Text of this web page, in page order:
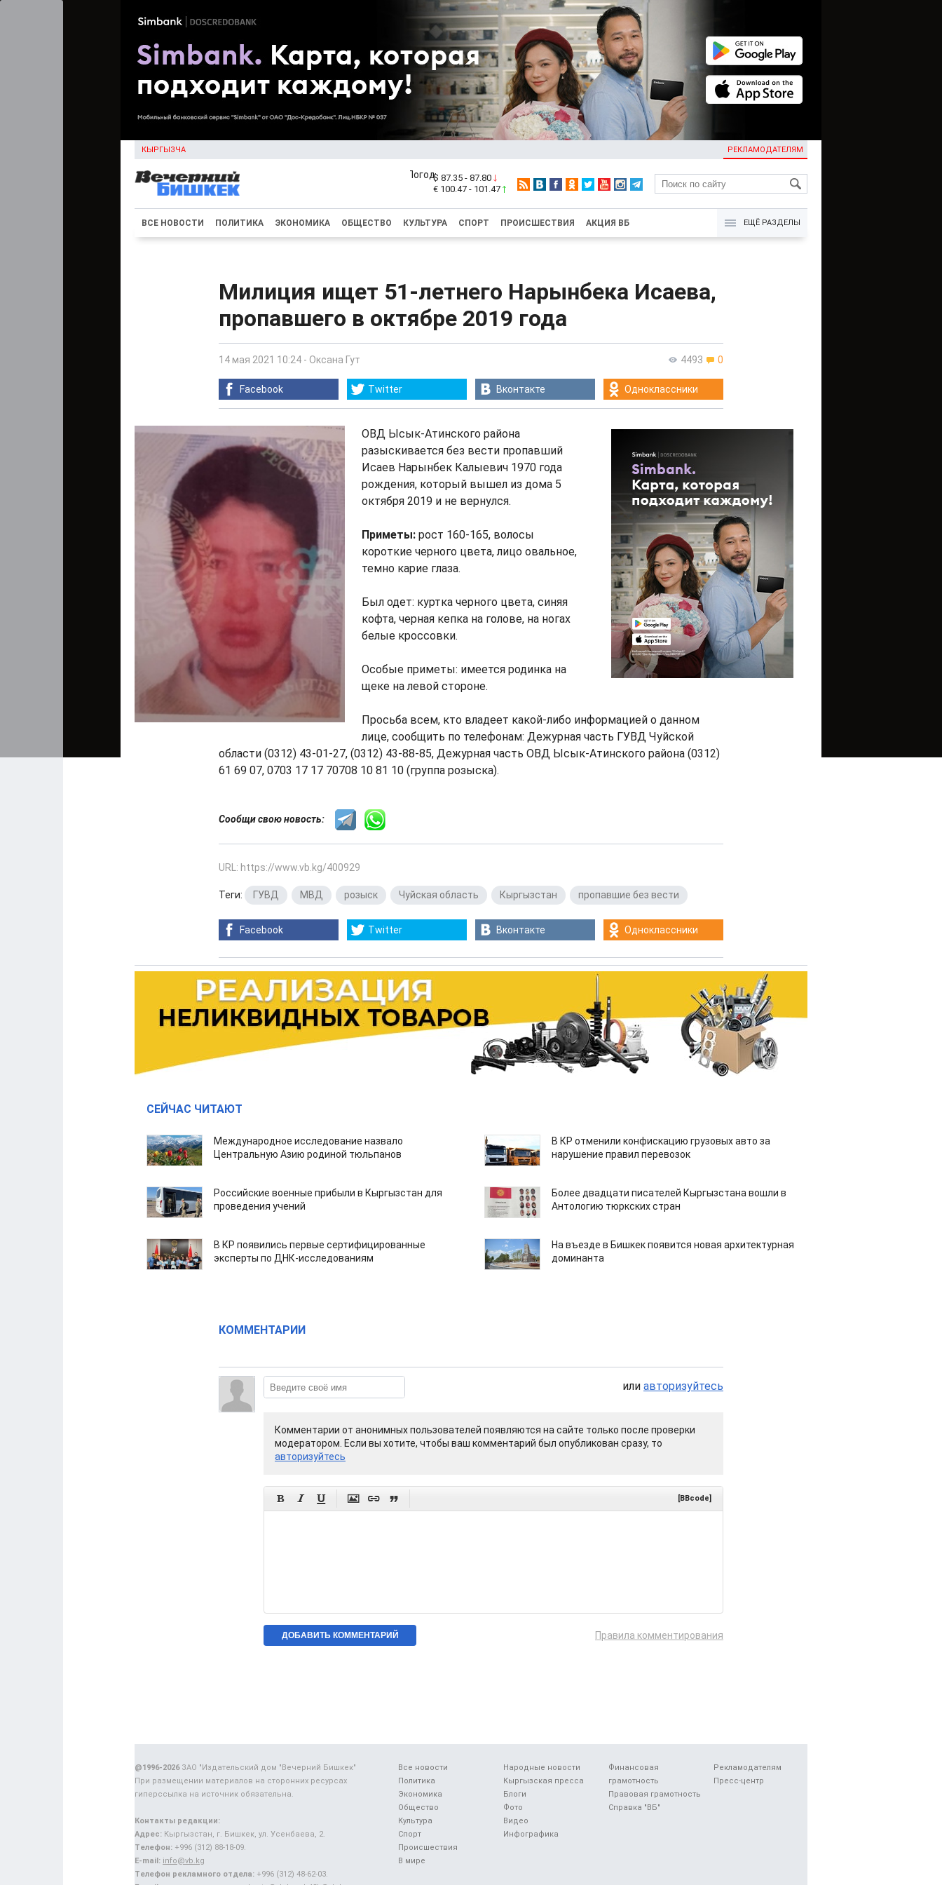
КЫРГЫЗЧА РЕКЛАМОДАТЕЛЯМ
KG
$ 87.35 - 87.80
€ 100.47 - 101.47
ВСЕ НОВОСТИ ПОЛИТИКА ЭКОНОМИКА ОБЩЕСТВО КУЛЬТУРА СПОРТ ПРОИСШЕСТВИЯ АКЦИЯ ВБ ЕЩЁ РАЗДЕЛЫ
Милиция ищет 51-летнего Нарынбека Исаева,
пропавшего в октябре 2019 года
4493 0
14 мая 2021 10:24 - Оксана Гут
Facebook Twitter Вконтакте Одноклассники
ОВД Ысык-Атинского района
разыскивается без вести пропавший
Исаев Нарынбек Калыевич 1970 года
рождения, который вышел из дома 5
октября 2019 и не вернулся.
Приметы: рост 160-165, волосы
короткие черного цвета, лицо овальное,
темно карие глаза.
Был одет: куртка черного цвета, синяя
кофта, черная кепка на голове, на ногах
белые кроссовки.
Особые приметы: имеется родинка на
щеке на левой стороне.
Просьба всем, кто владеет какой-либо информацией о данном
лице, сообщить по телефонам: Дежурная часть ГУВД Чуйской
области (0312) 43-01-27, (0312) 43-88-85, Дежурная часть ОВД Ысык-Атинского района (0312)
61 69 07, 0703 17 17 70708 10 81 10 (группа розыска).
Сообщи свою новость:
URL: https://www.vb.kg/400929
Теги: ГУВД МВД розыск Чуйская область Кыргызстан пропавшие без вести
Facebook Twitter Вконтакте Одноклассники
СЕЙЧАС ЧИТАЮТ
Международное исследование назвало
Центральную Азию родиной тюльпанов
В КР отменили конфискацию грузовых авто за
нарушение правил перевозок
Российские военные прибыли в Кыргызстан для
проведения учений
Более двадцати писателей Кыргызстана вошли в
Антологию тюркских стран
В КР появились первые сертифицированные
эксперты по ДНК-исследованиям
На въезде в Бишкек появится новая архитектурная
доминанта
КОММЕНТАРИИ
или авторизуйтесь
Комментарии от анонимных пользователей появляются на сайте только после проверки
модератором. Если вы хотите, чтобы ваш комментарий был опубликован сразу, то
авторизуйтесь
      [BBcode]
Правила комментирования
Все новости
Политика
Экономика
Общество
Культура
Спорт
Происшествия
В мире
Народные новости
Кыргызская пресса
Блоги
Фото
Видео
Инфографика
Финансовая
грамотность
Правовая грамотность
Справка "ВБ"
Рекламодателям
Пресс-центр
@1996-2026ЗАО "Издательский дом "Вечерний Бишкек"
При размещении материалов на сторонних ресурсах
гиперссылка на источник обязательна.
Контакты редакции:
Адрес: Кыргызстан, г. Бишкек, ул. Усенбаева, 2.
Телефон: +996 (312) 88-18-09.
E-mail: info@vb.kg
Телефон рекламного отдела: +996 (312) 48-62-03.